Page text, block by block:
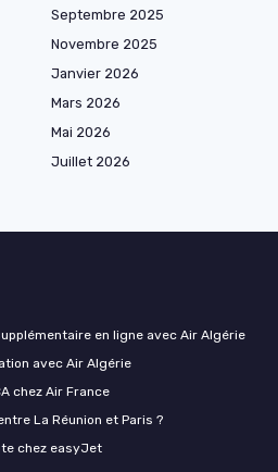
Septembre 2025
Novembre 2025
Janvier 2026
Mars 2026
Mai 2026
Juillet 2026
en ligne avec Air Algérie
avec Air Algérie
chez Air France
La Réunion et Paris ?
chez easyJet